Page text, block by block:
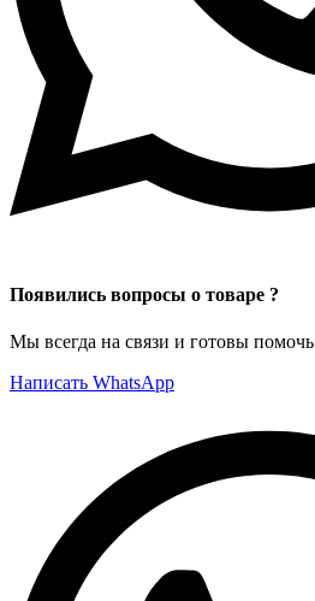
Появились вопросы о товаре ?
Мы всегда на связи и готовы помочь
Написать WhatsApp